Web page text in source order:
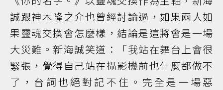
誠跟神木隆之介也曾經討論過，如果兩人如
果靈魂交換會怎麼樣，結論是這將會是一場
大災難。新海誠笑道：「我站在舞台上會很
緊張，覺得自己站在攝影機前也什麼都做不
了，台詞也絕對記不住。完全是一場惡